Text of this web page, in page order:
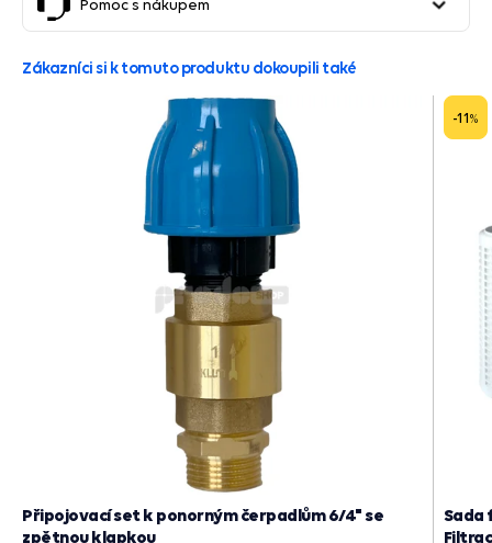
Pomoc s nákupem
Zákazníci si k tomuto produktu dokoupili také
Připojovací set k ponorným čerpadlům 6/4" se
zpětnou klapkou
-11%
Sada